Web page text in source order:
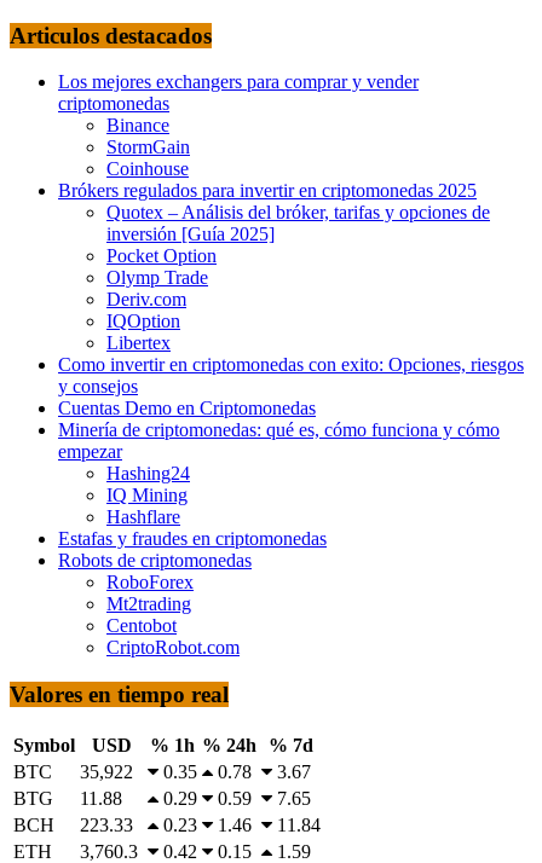
Articulos destacados
Los mejores exchangers para comprar y vender
criptomonedas
Binance
StormGain
Coinhouse
Brókers regulados para invertir en criptomonedas 2025
Quotex – Análisis del bróker, tarifas y opciones de
inversión [Guía 2025]
Pocket Option
Olymp Trade
Deriv.com
IQOption
Libertex
Como invertir en criptomonedas con exito: Opciones, riesgos
y consejos
Cuentas Demo en Criptomonedas
Minería de criptomonedas: qué es, cómo funciona y cómo
empezar
Hashing24
IQ Mining
Hashflare
Estafas y fraudes en criptomonedas
Robots de criptomonedas
RoboForex
Mt2trading
Centobot
CriptoRobot.com
Valores en tiempo real
Symbol USD % 1h % 24h
% 7d
BTC
35,922 0.35 0.78
3.67
BTG
11.88 0.29 0.59
7.65
BCH
223.33 0.23 1.46
11.84
ETH
3,760.3 0.42 0.15
1.59